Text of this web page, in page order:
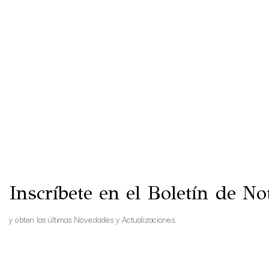
Inscríbete en el Boletín de
y obten las últimas Novedades y Actualizaciones.